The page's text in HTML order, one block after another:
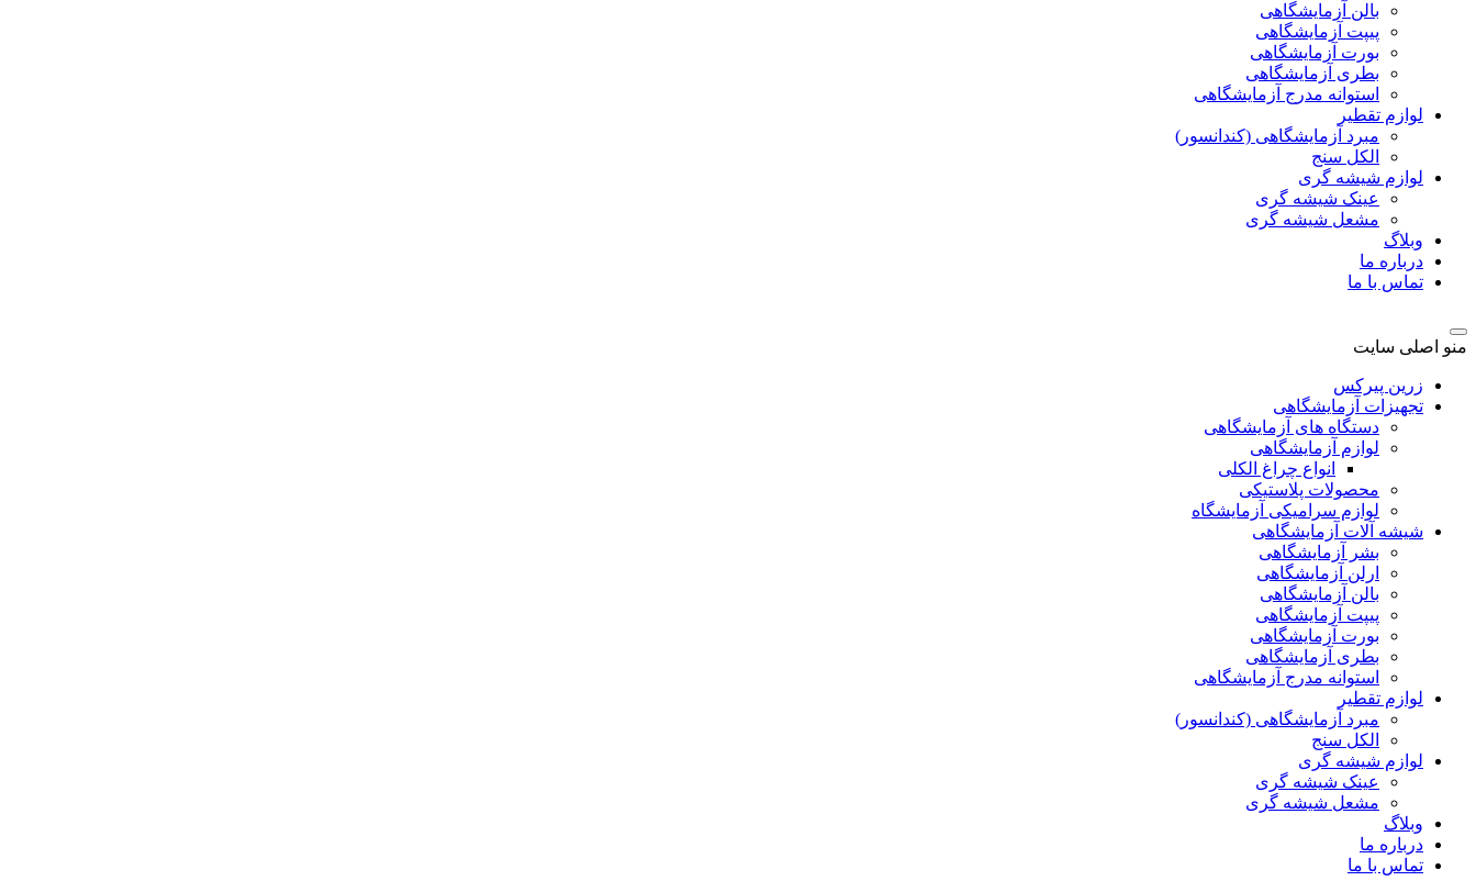
بالن آزمایشگاهی
پیپت آزمایشگاهی
بورت آزمایشگاهی
بطری آزمایشگاهی
استوانه مدرج آزمایشگاهی
لوازم تقطیر
مبرد آزمایشگاهی (کندانسور)
الکل سنج
لوازم شیشه گری
عینک شیشه گری
مشعل شیشه گری
وبلاگ
درباره ما
تماس با ما
منو اصلی سایت
زرین پیرکس
تجهیزات آزمایشگاهی
دستگاه های آزمایشگاهی
لوازم آزمایشگاهی
انواع چراغ الکلی
محصولات پلاستیکی
لوازم سرامیکی آزمایشگاه
شیشه آلات آزمایشگاهی
بشر آزمایشگاهی
ارلن آزمایشگاهی
بالن آزمایشگاهی
پیپت آزمایشگاهی
بورت آزمایشگاهی
بطری آزمایشگاهی
استوانه مدرج آزمایشگاهی
لوازم تقطیر
مبرد آزمایشگاهی (کندانسور)
الکل سنج
لوازم شیشه گری
عینک شیشه گری
مشعل شیشه گری
وبلاگ
درباره ما
تماس با ما